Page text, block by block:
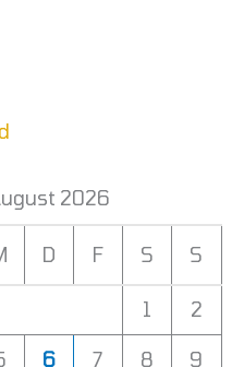
2026
D F S S
1 2
6 7 8 9